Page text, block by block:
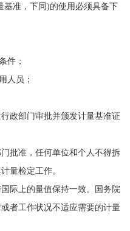
，下同)的使用必须具备下
件；
人员；
部门审批并颁发计量基准证
准，任何单位和个人不得拆
量检定工作。
上的量值保持一致。国务院
者工作状况不适应需要的计量